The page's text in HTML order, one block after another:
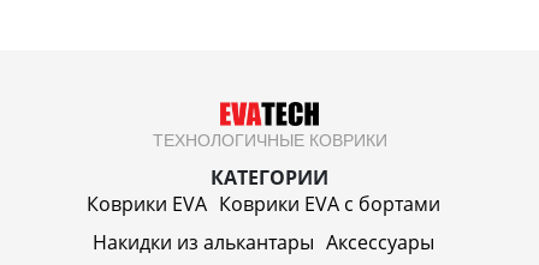
ТЕХНОЛОГИЧНЫЕ КОВРИКИ
КАТЕГОРИИ
Коврики EVA Коврики EVA c бортами
Накидки из алькантары Аксессуары